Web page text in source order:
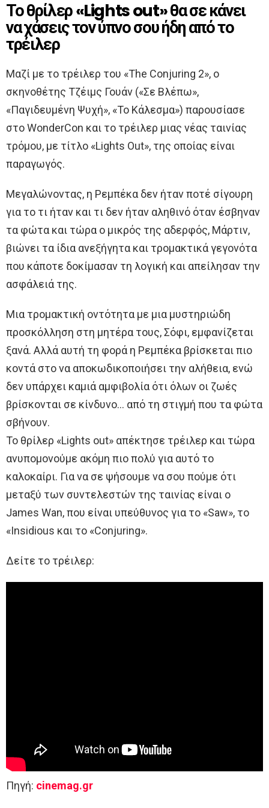
Το θρίλερ «Lights out» θα σε κάνει
να χάσεις τον ύπνο σου ήδη από το
τρέιλερ
Μαζί με το τρέιλερ του «The Conjuring 2», ο
σκηνοθέτης Τζέιμς Γουάν («Σε Βλέπω»,
«Παγιδευμένη Ψυχή», «Το Κάλεσμα») παρουσίασε
στο WonderCon και το τρέιλερ μιας νέας ταινίας
τρόμου, με τίτλο «Lights Out», της οποίας είναι
παραγωγός.
Μεγαλώνοντας, η Ρεμπέκα δεν ήταν ποτέ σίγουρη
για το τι ήταν και τι δεν ήταν αληθινό όταν έσβηναν
τα φώτα και τώρα ο μικρός της αδερφός, Μάρτιν,
βιώνει τα ίδια ανεξήγητα και τρομακτικά γεγονότα
που κάποτε δοκίμασαν τη λογική και απείλησαν την
ασφάλειά της.
Μια τρομακτική οντότητα με μια μυστηριώδη
προσκόλληση στη μητέρα τους, Σόφι, εμφανίζεται
ξανά. Αλλά αυτή τη φορά η Ρεμπέκα βρίσκεται πιο
κοντά στο να αποκωδικοποιήσει την αλήθεια, ενώ
δεν υπάρχει καμιά αμφιβολία ότι όλων οι ζωές
βρίσκονται σε κίνδυνο… από τη στιγμή που τα φώτα
σβήνουν.
Το θρίλερ «Lights out» απέκτησε τρέιλερ και τώρα
ανυπομονούμε ακόμη πιο πολύ για αυτό το
καλοκαίρι. Για να σε ψήσουμε να σου πούμε ότι
μεταξύ των συντελεστών της ταινίας είναι ο
James Wan, που είναι υπεύθυνος για το «Saw», το
«Insidious και το «Conjuring».
Δείτε το τρέιλερ:
Πηγή: cinemag.gr